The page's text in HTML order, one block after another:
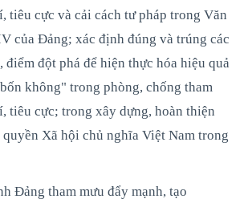
tiêu cực và cải cách tư pháp trong Văn
của Đảng; xác định đúng và trúng các
điểm đột phá để hiện thực hóa hiệu quả
không" trong phòng, chống tham
tiêu cực; trong xây dựng, hoàn thiện
quyền Xã hội chủ nghĩa Việt Nam trong
Đảng tham mưu đẩy mạnh, tạo